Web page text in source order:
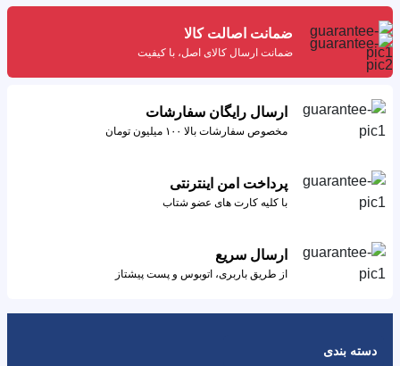
ضمانت اصالت کالا
ضمانت ارسال کالای اصل، با کیفیت
ارسال رایگان سفارشات
مخصوص سفارشات بالا ۱۰۰ میلیون تومان
پرداخت امن اینترنتی
با کلیه کارت های عضو شتاب
ارسال سریع
از طریق باربری، اتوبوس و پست پیشتاز
دسته بندی